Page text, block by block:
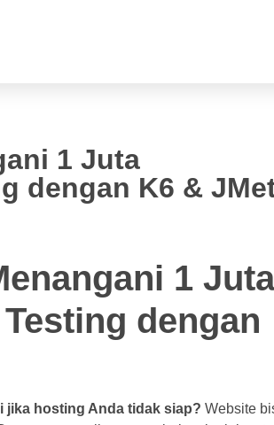
1 Juta
dengan K6 &
1 Juta
dengan
jika hosting Anda tidak siap? Website